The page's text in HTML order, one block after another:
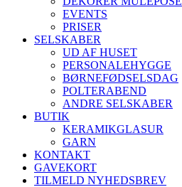
EVENTS
PRISER
SELSKABER
UD AF HUSET
PERSONALEHYGGE
BØRNEFØDSELSDAG
POLTERABEND
ANDRE SELSKABER
BUTIK
KERAMIKGLASUR
GARN
KONTAKT
GAVEKORT
TILMELD NYHEDSBREV